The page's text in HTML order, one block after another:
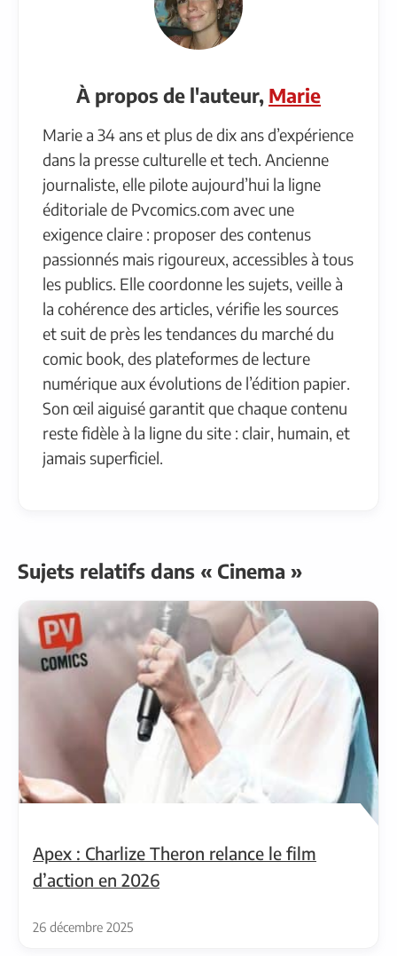
À propos de l'auteur, Marie
Marie a 34 ans et plus de dix ans d’expérience
dans la presse culturelle et tech. Ancienne
journaliste, elle pilote aujourd’hui la ligne
éditoriale de Pvcomics.com avec une
exigence claire : proposer des contenus
passionnés mais rigoureux, accessibles à tous
les publics. Elle coordonne les sujets, veille à
la cohérence des articles, vérifie les sources
et suit de près les tendances du marché du
comic book, des plateformes de lecture
numérique aux évolutions de l’édition papier.
Son œil aiguisé garantit que chaque contenu
reste fidèle à la ligne du site : clair, humain, et
jamais superficiel.
Sujets relatifs dans « Cinema »
Apex : Charlize Theron relance le film
d’action en 2026
26 décembre 2025